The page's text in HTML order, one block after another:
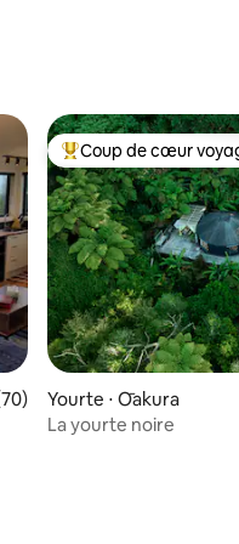
: 4,95 sur 5
moyenne sur la base de
Coups de cœur
Coup de cœur
Yourte ⋅ Ōakura
La yourte noire